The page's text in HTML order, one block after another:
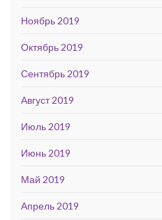
Ноябрь 2019
Октябрь 2019
Сентябрь 2019
Август 2019
Июль 2019
Июнь 2019
Май 2019
Апрель 2019